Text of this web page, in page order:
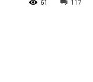
117
61